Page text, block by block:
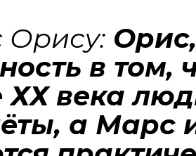
Орису:
в том,
ХХ века
а Марс